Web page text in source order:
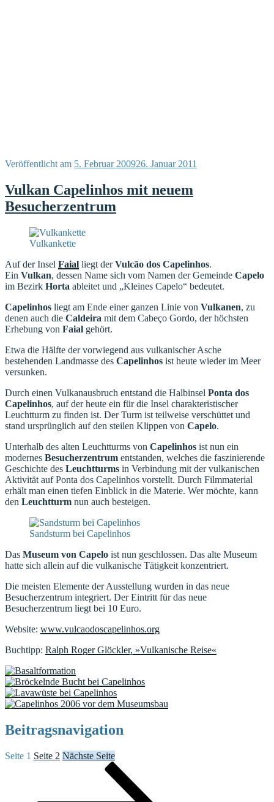
Veröffentlicht am 5. Februar 200926. Januar 2011
Vulkan Capelinhos mit neuem
Besucherzentrum
Vulkankette
Auf der Insel Faial liegt derVulcão dos Capelinhos.
Ein Vulkan, dessen Name sich vom Namen der Gemeinde Capelo
im Bezirk Horta ableitet und „Kleines Capelo“ bedeutet.
Capelinhos liegt am Ende einer ganzen Linie von Vulkanen, zu
denen auch die Caldeira mit dem Cabeço Gordo, der höchsten
Erhebung von Faial gehört.
Etwa die Hälfte der vorwiegend aus vulkanischer Asche
bestehenden Landmasse des Capelinhos ist heute wieder im Meer
versunken.
Durch einen Vulkanausbruch entstand die Halbinsel Ponta dos
Capelinhos, auf der heute ein für die Insel charakteristischer
Leuchtturm zu finden ist. Der Turm ist teilweise verschüttet und
stand ursprünglich auf den steilen Klippen von Capelo.
Unterhalb des alten Leuchtturms von Capelinhos ist nun ein
modernes Besucherzentrum entstanden, welches die faszinierende
Geschichte des Leuchtturms in Verbindung mit der vulkanischen
Aktivität auf Ponta dos Capelinhos vorstellt. Durch Filmmaterial
erhält man einen tiefen Einblick in die Materie. Wer möchte, kann
den Leuchtturm nun auch besteigen.
Sandsturm bei Capelinhos
Das Museum von Capelo ist nun geschlossen. Das alte Museum
hatte sich allein auf die vulkanische Tätigkeit konzentriert.
Die meisten Elemente der Ausstellung wurden in das neue
Besucherzentrum integriert. Der Eintritt für das neue
Besucherzentrum liegt bei 10 Euro.
Website: www.vulcaodoscapelinhos.org
Buchtipp: Ralph Roger Glöckler, »Vulkanische Reise«
Beitragsnavigation
Seite 1 Seite 2 Nächste Seite